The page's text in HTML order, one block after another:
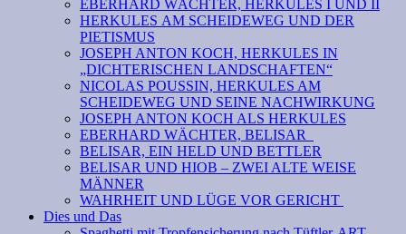
EBERHARD WÄCHTER, HERKULES I UND II
HERKULES AM SCHEIDEWEG UND DER
PIETISMUS
JOSEPH ANTON KOCH, HERKULES IN
„DICHTERISCHEN LANDSCHAFTEN“
NICOLAS POUSSIN, HERKULES AM
SCHEIDEWEG UND SEINE NACHWIRKUNG
JOSEPH ANTON KOCH ALS HERKULES
EBERHARD WÄCHTER, BELISAR
BELISAR, EIN HELD UND BETTLER
BELISAR UND HIOB – ZWEI ALTE WEISE
MÄNNER
WAHRHEIT UND LÜGE VOR GERICHT
Dies und Das